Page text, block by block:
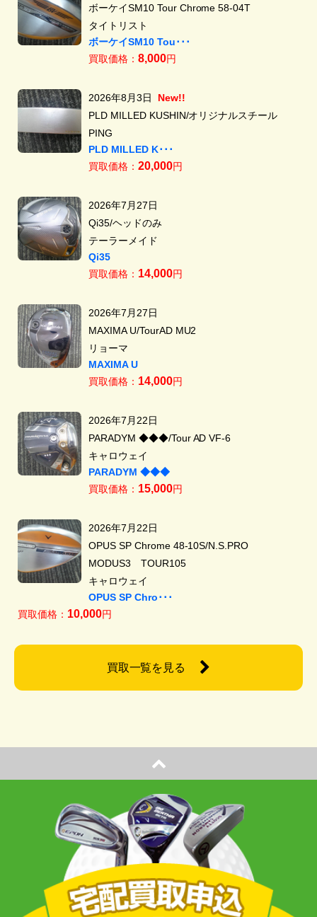
ボーケイSM10 Tour Chrome 58-04T
タイトリスト
ボーケイSM10 Tou･･･
買取価格： 8,000円
2026年8月3日
New!!
PLD MILLED KUSHIN/オリジナルスチール
PING
PLD MILLED K･･･
買取価格： 20,000円
2026年7月27日
Qi35/ヘッドのみ
テーラーメイド
Qi35
買取価格： 14,000円
2026年7月27日
MAXIMA U/TourAD MU2
リョーマ
MAXIMA U
買取価格： 14,000円
2026年7月22日
PARADYM ◆◆◆/Tour AD VF-6
キャロウェイ
PARADYM ◆◆◆
買取価格： 15,000円
2026年7月22日
OPUS SP Chrome 48-10S/N.S.PRO
MODUS3 TOUR105
キャロウェイ
OPUS SP Chro･･･
買取価格： 10,000円
買取一覧を見る